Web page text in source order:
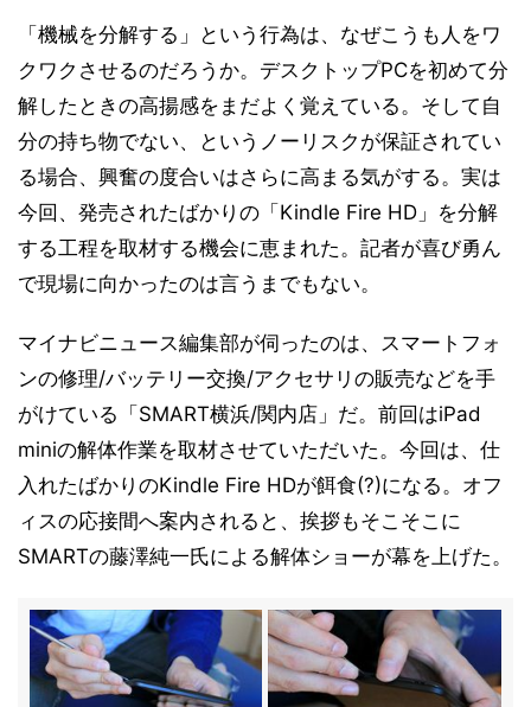
「機械を分解する」という行為は、なぜこうも人をワ
クワクさせるのだろうか。デスクトップPCを初めて分
解したときの高揚感をまだよく覚えている。そして自
分の持ち物でない、というノーリスクが保証されてい
る場合、興奮の度合いはさらに高まる気がする。実は
今回、発売されたばかりの「Kindle Fire HD」を分解
する工程を取材する機会に恵まれた。記者が喜び勇ん
で現場に向かったのは言うまでもない。
マイナビニュース編集部が伺ったのは、スマートフォ
ンの修理/バッテリー交換/アクセサリの販売などを手
がけている「SMART横浜/関内店」だ。前回はiPad
miniの解体作業を取材させていただいた。今回は、仕
入れたばかりのKindle Fire HDが餌食(?)になる。オフ
ィスの応接間へ案内されると、挨拶もそこそこに
SMARTの藤澤純一氏による解体ショーが幕を上げた。